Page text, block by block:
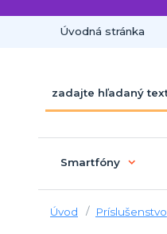
Úvodná stránka
Smartfóny
Úvod Príslušenstvo